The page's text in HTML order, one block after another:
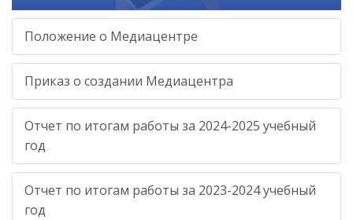
Положение о Медиацентре
Приказ о создании Медиацентра
Отчет по итогам работы за 2024-2025 учебный
год
Отчет по итогам работы за 2023-2024 учебный
год